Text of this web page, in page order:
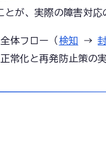
が、実際の障害対応
体フロー（ 検知 →
常化と再発防止策の